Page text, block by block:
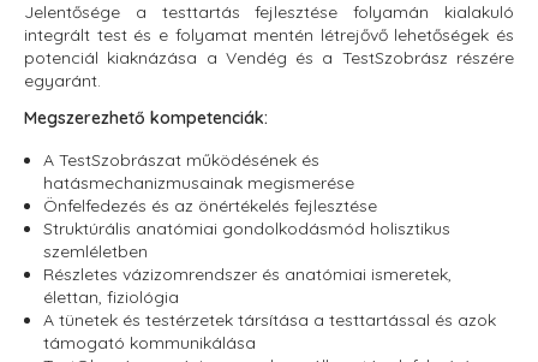
Jelentősége a testtartás fejlesztése folyamán kialakuló
integrált test és e folyamat mentén létrejővő lehetőségek és
potenciál kiaknázása a Vendég és a TestSzobrász részére
egyaránt.
Megszerezhető kompetenciák:
A TestSzobrászat működésének és
hatásmechanizmusainak megismerése
Önfelfedezés és az önértékelés fejlesztése
Struktúrális anatómiai gondolkodásmód holisztikus
szemléletben
Részletes vázizomrendszer és anatómiai ismeretek,
élettan, fiziológia
A tünetek és testérzetek társítása a testtartással és azok
támogató kommunikálása